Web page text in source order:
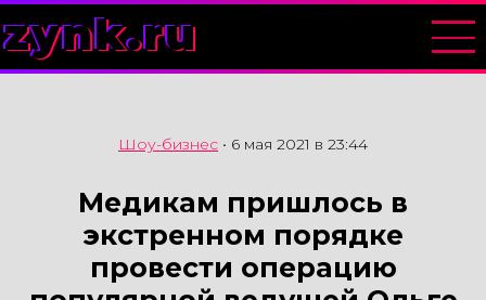
zynk.ru
Шоу-бизнес • 6 мая 2021 в 23:44
Медикам пришлось в
экстренном порядке
провести операцию